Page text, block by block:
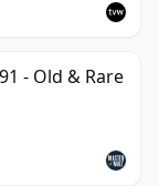
- Old & Rare